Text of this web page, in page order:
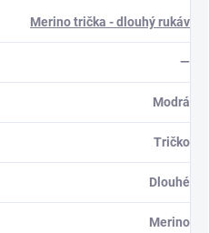
Merino trička - dlouhý rukáv
—
Modrá
Tričko
Dlouhé
Merino